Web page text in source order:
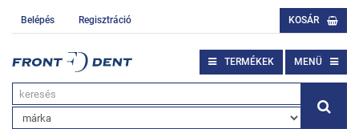
Belépés Regisztráció KOSÁR
TERMÉKEK MENÜ